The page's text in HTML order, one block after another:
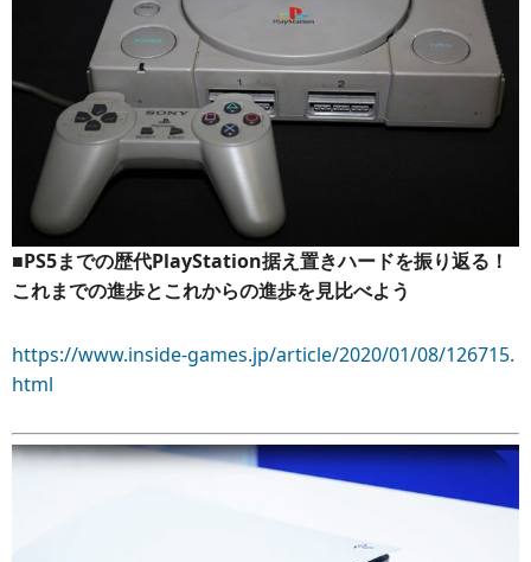
■PS5までの歴代PlayStation据え置きハードを振り返る！
これまでの進歩とこれからの進歩を見比べよう
https://www.inside-games.jp/article/2020/01/08/126715.
html